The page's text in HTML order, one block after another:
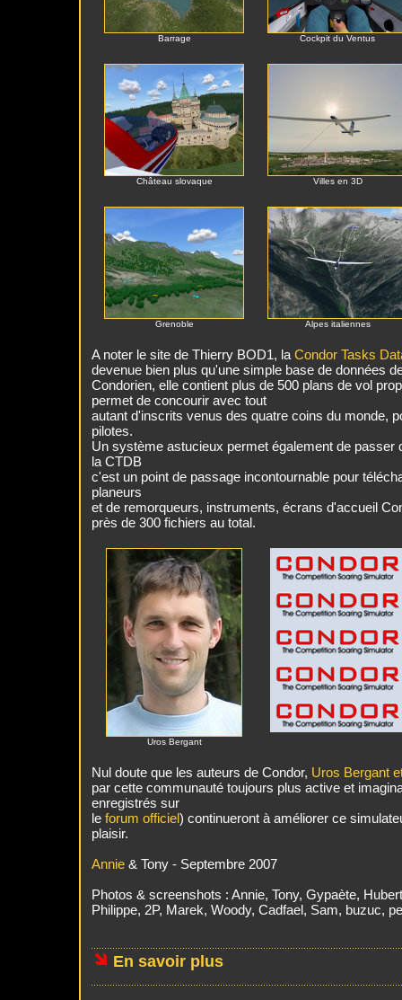
Barrage Cockpit du Ventus
Château slovaque Villes en 3D
Grenoble Alpes italiennes
A noter le site de Thierry BOD1, la Condor Tasks
devenue bien plus qu'une simple base de données
Condorien, elle contient plus de 500 plans de vol
permet de concourir avec tout
autant d'inscrits venus des quatre coins du monde,
pilotes.
Un système astucieux permet également de passer
la CTDB
c'est un point de passage incontournable pour
planeurs
et de remorqueurs, instruments, écrans d'accueil
près de 300 fichiers au total.
Uros Bergant
Nul doute que les auteurs de Condor, Uros Bergant
par cette communauté toujours plus active et
enregistrés sur
le forum officiel) continueront à améliorer ce
plaisir.
Annie & Tony - Septembre 2007
Photos & screenshots : Annie, Tony, Gypaète,
Philippe, 2P, Marek, Woody, Cadfael, Sam, buzuc,
En savoir plus